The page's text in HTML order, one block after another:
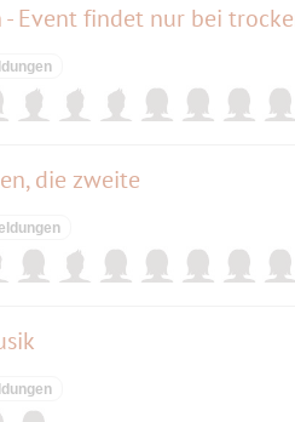
- Event findet nur bei
die zweite